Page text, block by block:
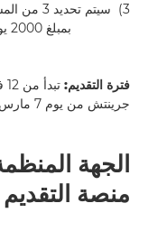
3)
سيتم
فترة التقديم:
جرينتش من يوم 7 مارس 2024
الجهة
منصة التقديم